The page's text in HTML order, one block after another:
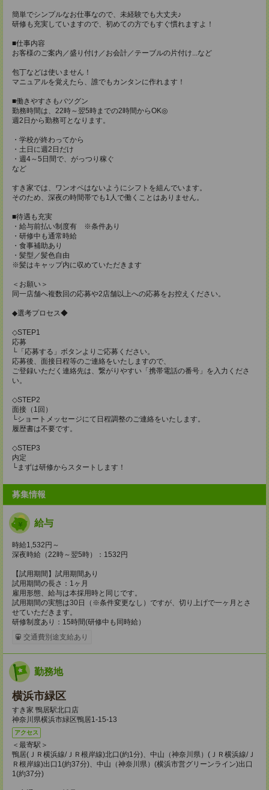
簡単でシンプルなお仕事なので、未経験でも大丈夫♪
研修も充実していますので、初めての方でもすぐ慣れますよ！
■仕事内容
お客様のご案内／盛り付け／お会計／テーブルの片付け...など
包丁などは使いません！
マニュアルを覚えたら、誰でもカンタンに作れます！
■働きやすさもバツグン
勤務時間は、22時～翌5時までの2時間からOK◎
週2日から勤務可となります。
・学校が終わってから
・土日に週2日だけ
・週4～5日間で、がっつり稼ぐ
など
すき家では、ワンオペはないようにシフトを組んでいます。
そのため、深夜の時間帯でも1人で働くことはありません。
■待遇も充実
・給与前払い制度有 ※条件あり
・研修中も通常時給
・食事補助あり
・髪型／髪色自由
※髪はキャップ内に収めていただきます
＜お願い＞
同一店舗へ複数回の応募や2店舗以上への応募をお控えください。
◆選考プロセス◆
◇STEP1
応募
└「応募する」ボタンよりご応募ください。
応募後、面接日程等のご連絡をいたしますので、
ご登録いただく連絡先は、繋がりやすい「携帯電話の番号」を入力くださ
い。
◇STEP2
面接（1回）
└ショートメッセージにて日程調整のご連絡をいたします。
履歴書は不要です。
◇STEP3
内定
└まずは研修からスタートします！
募集情報
給与
時給1,532円～
深夜時給（22時～翌5時）：1532円
【試用期間】試用期間あり
試用期間の長さ：1ヶ月
雇用形態、給与は本採用時と同じです。
試用期間の実態は30日（※条件変更なし）ですが、切り上げで一ヶ月とさ
せていただきます。
研修制度あり：15時間(研修中も同時給）
交通費別途支給あり
勤務地
横浜市緑区
すき家 鴨居駅北口店
神奈川県横浜市緑区鴨居1-15-13
アクセス
＜最寄駅＞
鴨居(ＪＲ横浜線/ＪＲ根岸線)北口(約1分)、中山（神奈川県）(ＪＲ横浜線/Ｊ
Ｒ根岸線)出口1(約37分)、中山（神奈川県）(横浜市営グリーンライン)出口
1(約37分)